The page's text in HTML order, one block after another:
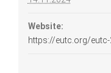
Website:
https://eutc.org/